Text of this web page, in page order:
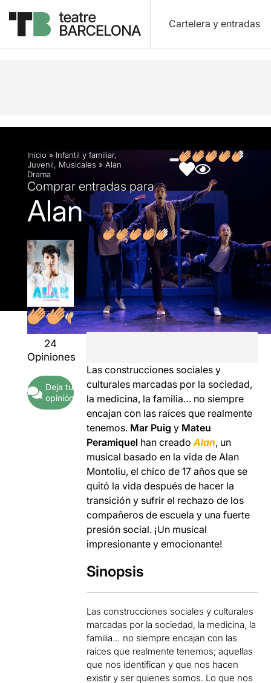
Cartelera y entradas
Descripción Ficha artística Fotos y vídeos
Inicio » Infantil y familiar,
Juvenil, Musicales » Alan
Drama
Comprar entradas para
Alan
24
Opiniones
Deja tu
opinión
Las construcciones sociales y
culturales marcadas por la sociedad,
la medicina, la familia… no siempre
encajan con las raíces que realmente
tenemos. Mar Puig y Mateu
Peramiquel han creadoAlan, un
musical basado en la vida de Alan
Montoliu, el chico de 17 años que se
quitó la vida después de hacer la
transición y sufrir el rechazo de los
compañeros de escuela y una fuerte
presión social. ¡Un musical
impresionante y emocionante!
Sinopsis
Las construcciones sociales y culturales
marcadas por la sociedad, la medicina, la
familia… no siempre encajan con las
raíces que realmente tenemos; aquellas
que nos identifican y que nos hacen
existir y ser quienes somos. Lo que nos